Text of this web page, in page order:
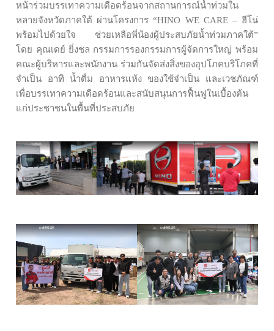
หน้าร่วมบรรเทาความเดือดร้อนจากสถานการณ์น้ำท่วมใน
หลายจังหวัดภาคใต้ ผ่านโครงการ “HINO WE CARE – ฮีโน่
พร้อมไปด้วยใจ ช่วยเหลือพี่น้องผู้ประสบภัยน้ำท่วมภาคใต้”
โดย คุณเดย์ ยิ่งชล กรรมการรองกรรมการผู้จัดการใหญ่ พร้อม
คณะผู้บริหารและพนักงาน ร่วมกันจัดส่งสิ่งของอุปโภคบริโภคที่
จำเป็น อาทิ น้ำดื่ม อาหารแห้ง ของใช้จำเป็น และเวชภัณฑ์
เพื่อบรรเทาความเดือดร้อนและสนับสนุนการฟื้นฟูในเบื้องต้น
แก่ประชาชนในพื้นที่ประสบภัย